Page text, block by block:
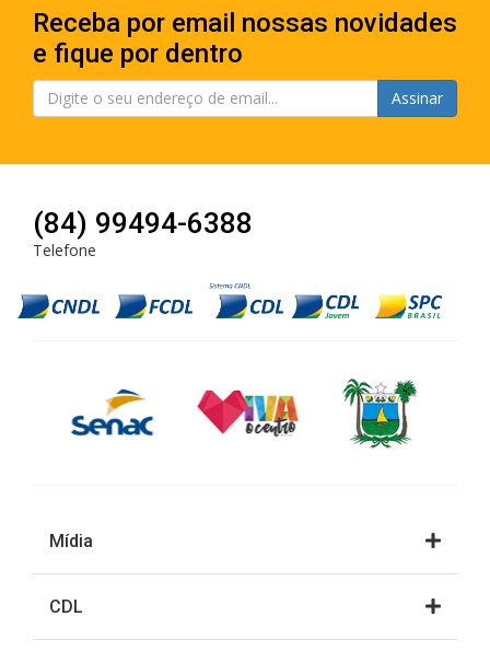
Receba por email nossas novidades
e fique por dentro
Assinar
(84) 99494-6388
Telefone
Mídia
CDL